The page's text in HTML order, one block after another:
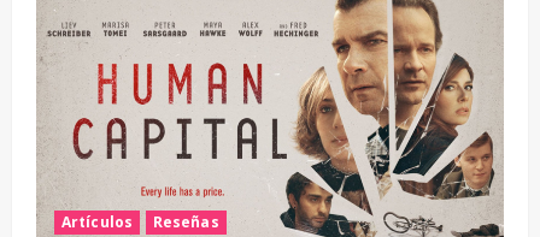
Artículos Reseñas